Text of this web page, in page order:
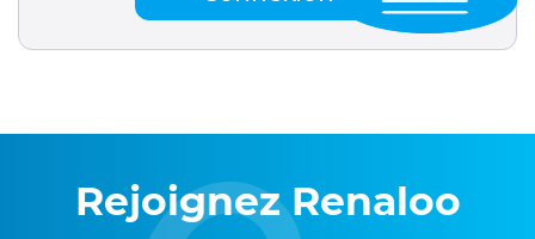
Rejoignez Renaloo